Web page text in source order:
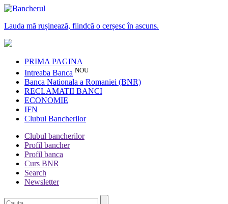
Lauda mă rușinează, fiindcă o cerșesc în ascuns.
PRIMA PAGINA
Intreaba Banca NOU
Banca Nationala a Romaniei (BNR)
RECLAMATII BANCI
ECONOMIE
IFN
Clubul Bancherilor
Clubul bancherilor
Profil bancher
Profil banca
Curs BNR
Search
Newsletter